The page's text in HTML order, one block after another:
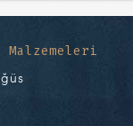
Malzemeleri